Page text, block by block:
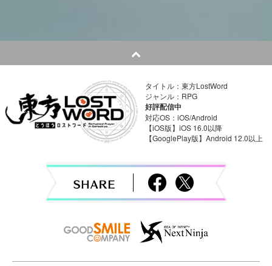
a
v
タイトル：東方LostWord
ジャンル：RPG
好評配信中
対応OS：iOS/Android
【iOS版】iOS 16.0以降
【GooglePlay版】Android 12.0以上